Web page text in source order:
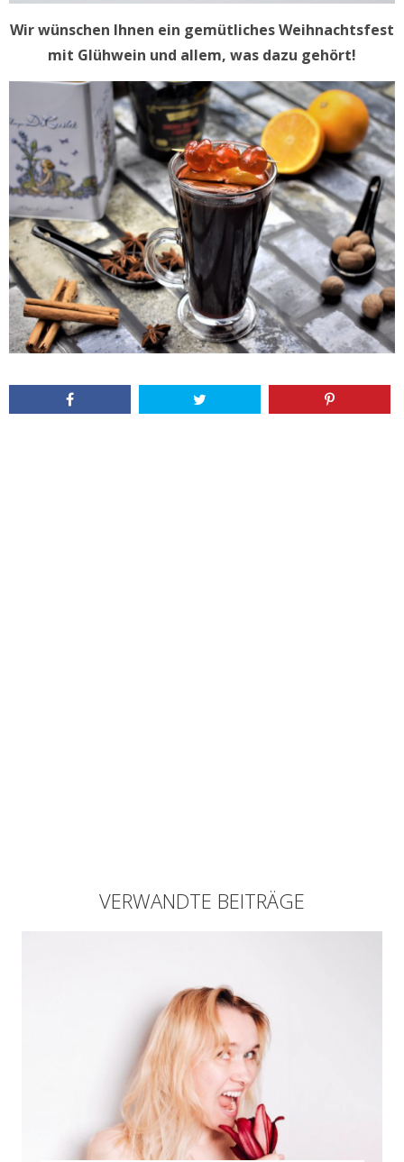
Wir wünschen Ihnen ein gemütliches Weihnachtsfest
mit Glühwein und allem, was dazu gehört!
VERWANDTE BEITRÄGE